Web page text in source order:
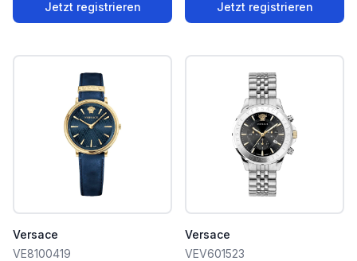
Jetzt registrieren Jetzt registrieren
Versace
VE8100419
Versace
VEV601523